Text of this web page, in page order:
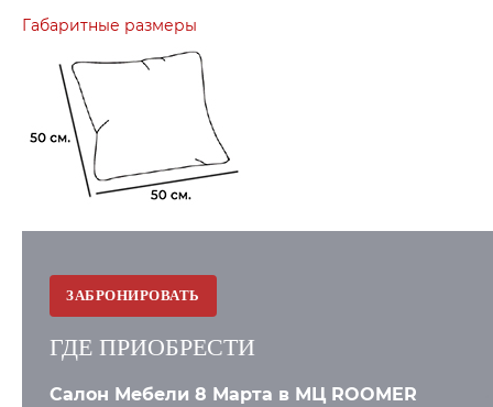
Габаритные размеры
ЗАБРОНИРОВАТЬ
ГДЕ ПРИОБРЕСТИ
Салон Мебели 8 Марта в МЦ ROOMER